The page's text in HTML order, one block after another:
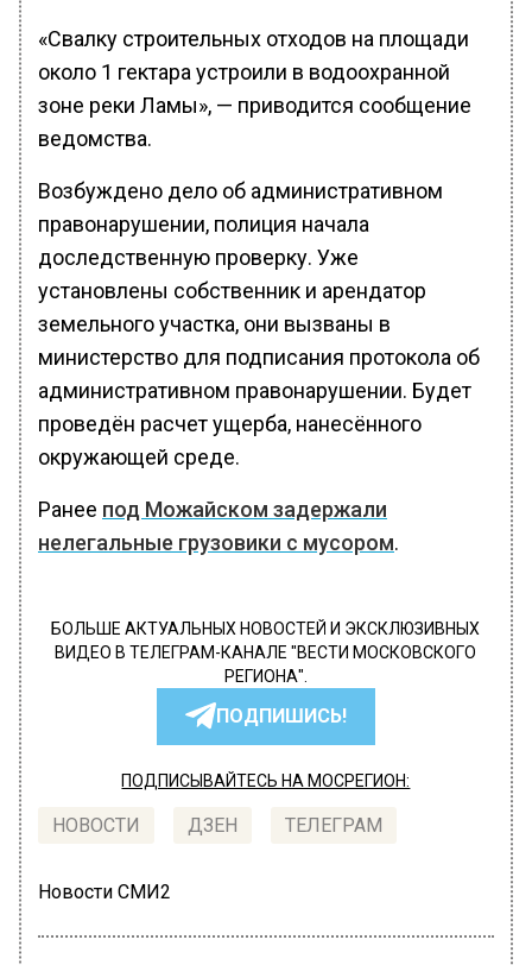
«Свалку строительных отходов на площади
около 1 гектара устроили в водоохранной
зоне реки Ламы», — приводится сообщение
ведомства.
Возбуждено дело об административном
правонарушении, полиция начала
доследственную проверку. Уже
установлены собственник и арендатор
земельного участка, они вызваны в
министерство для подписания протокола об
административном правонарушении. Будет
проведён расчет ущерба, нанесённого
окружающей среде.
Ранее под Можайском задержали
нелегальные грузовики с мусором.
БОЛЬШЕ АКТУАЛЬНЫХ НОВОСТЕЙ И ЭКСКЛЮЗИВНЫХ
ВИДЕО В ТЕЛЕГРАМ-КАНАЛЕ "ВЕСТИ МОСКОВСКОГО
РЕГИОНА".
ПОДПИШИСЬ!
ПОДПИСЫВАЙТЕСЬ НА МОСРЕГИОН:
НОВОСТИ ДЗЕН ТЕЛЕГРАМ
Новости СМИ2